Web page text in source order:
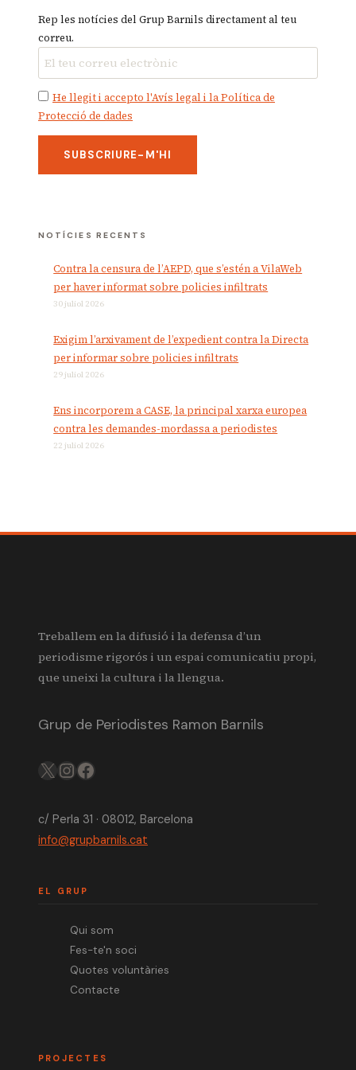
Rep les notícies del Grup Barnils directament al teu
correu.
He llegit i accepto l'Avís legal i la Política de
Protecció de dades
NOTÍCIES RECENTS
Contra la censura de l’AEPD, que s’estén a VilaWeb
per haver informat sobre policies infiltrats
30 juliol 2026
Exigim l’arxivament de l’expedient contra la Directa
per informar sobre policies infiltrats
29 juliol 2026
Ens incorporem a CASE, la principal xarxa europea
contra les demandes-mordassa a periodistes
22 juliol 2026
Treballem en la difusió i la defensa d’un
periodisme rigorós i un espai comunicatiu propi,
que uneixi la cultura i la llengua.
Grup de Periodistes Ramon Barnils
X IGFB
c/ Perla 31 · 08012, Barcelona
info@grupbarnils.cat
EL GRUP
Qui som
Fes-te'n soci
Quotes voluntàries
Contacte
PROJECTES